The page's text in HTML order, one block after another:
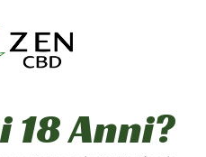
100g
18 Anni?